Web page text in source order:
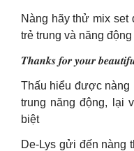
Nàng hãy thử mix set
trẻ trung và năng
𝑻𝒉𝒂𝒏𝒌𝒔 𝒇𝒐𝒓 𝒚𝒐𝒖𝒓
Thấu hiểu được nàng
trung năng động, lại
biệt
De-Lys gửi đến nàng